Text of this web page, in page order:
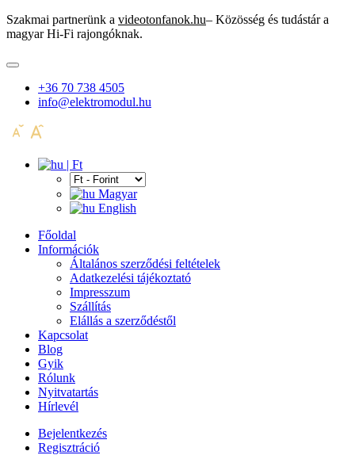
Szakmai partnerünk a videotonfanok.hu– Közösség és tudástár a
magyar Hi-Fi rajongóknak.
+36 70 738 4505
info@elektromodul.hu
| Ft
Magyar
English
Főoldal
Információk
Általános szerződési feltételek
Adatkezelési tájékoztató
Impresszum
Szállítás
Elállás a szerződéstől
Kapcsolat
Blog
Gyik
Rólunk
Nyitvatartás
Hírlevél
Bejelentkezés
Regisztráció